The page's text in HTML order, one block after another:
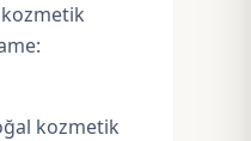
kozmetik
kozmetik